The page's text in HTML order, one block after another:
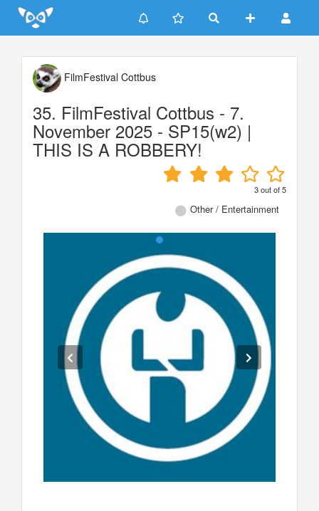
Update cookies preferences
FilmFestival Cottbus
35. FilmFestival Cottbus - 7.
November 2025 - SP15(w2) |
THIS IS A ROBBERY!
3out of5
Other / Entertainment